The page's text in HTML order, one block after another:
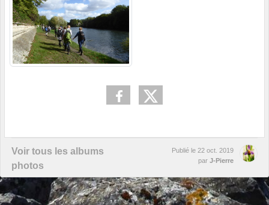
Voir tous les albums
photos
Publié le 22 oct. 2019
par J-Pierre